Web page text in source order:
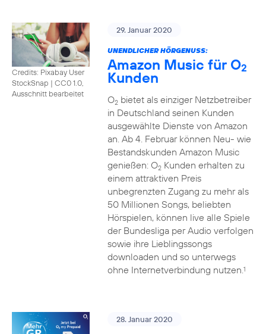
Credits: Pixabay User
StockSnap | CC0 1.0,
Ausschnitt bearbeitet
29. Januar 2020
UNENDLICHER HÖRGENUSS:
Amazon Music für O2
Kunden
O2bietet als einziger Netzbetreiber
in Deutschland seinen Kunden
ausgewählte Dienste von Amazon
an. Ab 4. Februar können Neu- wie
Bestandskunden Amazon Music
genießen: O2Kunden erhalten zu
einem attraktiven Preis
unbegrenzten Zugang zu mehr als
50 Millionen Songs, beliebten
Hörspielen, können live alle Spiele
der Bundesliga per Audio verfolgen
sowie ihre Lieblingssongs
downloaden und so unterwegs
ohne Internetverbindung nutzen.1
28. Januar 2020